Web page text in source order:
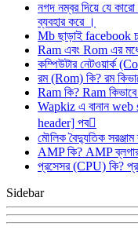
নগদ নম্বর দিয়ে যে
ব্যবহার করে ।
Mb ছাড়াই facebook
Ram এবং Rom এর
কম্পিউটার নেটওয়ার্ক
রম (Rom) কি? রম
Ram কি? Ram
Wapkiz এ বানান
header] পব
মৌলিক বৈদ্যুতিক সরঞ্জাম
AMP কি? AMP ব্লগার
প্রসেসর (CPU) কি?
Sidebar